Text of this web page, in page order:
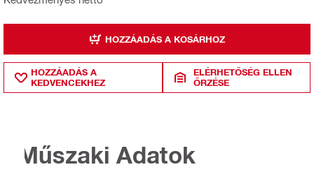
HOZZÁADÁS A KOSÁRHOZ
HOZZÁADÁS A
KEDVENCEKHEZ
ELÉRHETŐSÉG ELLEN
ŐRZÉSE
Műszaki Adatok